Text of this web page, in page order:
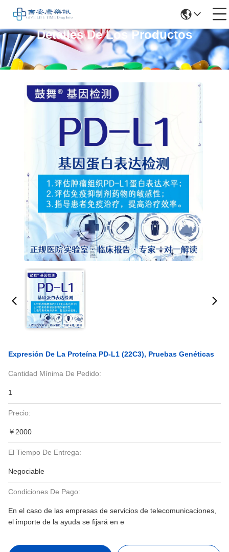
Detalles De Los Productos
Expresión De La Proteína PD-L1 (22C3), Pruebas Genéticas
Cantidad Mínima De Pedido:
1
Precio:
￥2000
El Tiempo De Entrega:
Negociable
Condiciones De Pago:
En el caso de las empresas de servicios de telecomunicaciones,
el importe de la ayuda se fijará en e